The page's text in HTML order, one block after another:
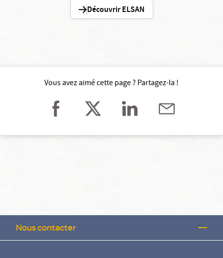
Découvrir ELSAN
Vous avez aimé cette page ? Partagez-la !
Nous contacter